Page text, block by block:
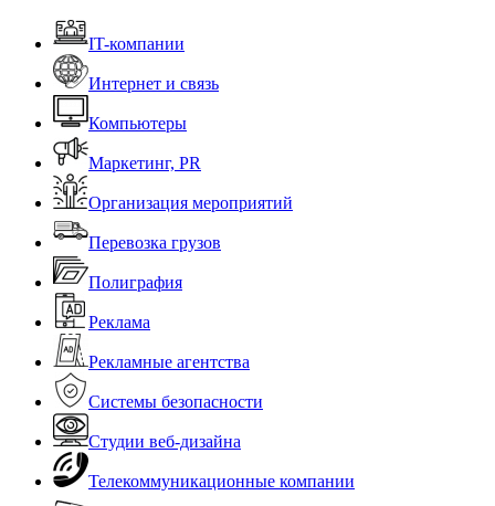
IT-компании
Интернет и связь
Компьютеры
Маркетинг, PR
Организация мероприятий
Перевозка грузов
Полиграфия
Реклама
Рекламные агентства
Системы безопасности
Студии веб-дизайна
Телекоммуникационные компании